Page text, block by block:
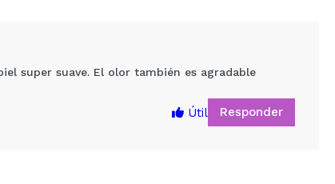
super suave. El olor también es agradable
Útil Responder